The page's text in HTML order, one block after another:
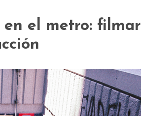
el metro: filmar